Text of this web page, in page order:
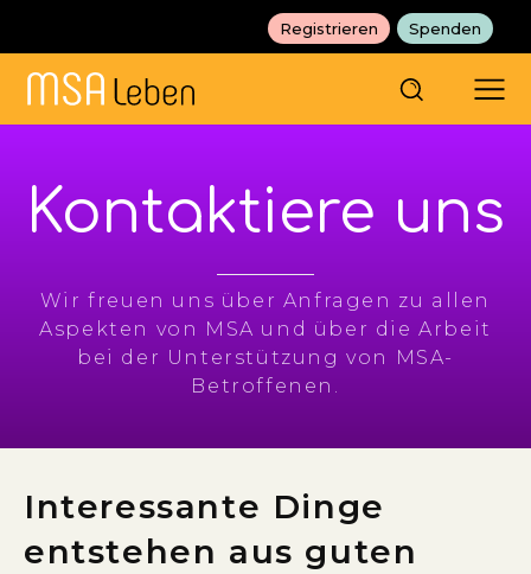
Registrieren Spenden
Kontaktiere uns
Wir freuen uns über Anfragen zu allen
Aspekten von MSA und über die Arbeit
bei der Unterstützung von MSA-
Betroffenen.
Interessante Dinge
entstehen aus guten